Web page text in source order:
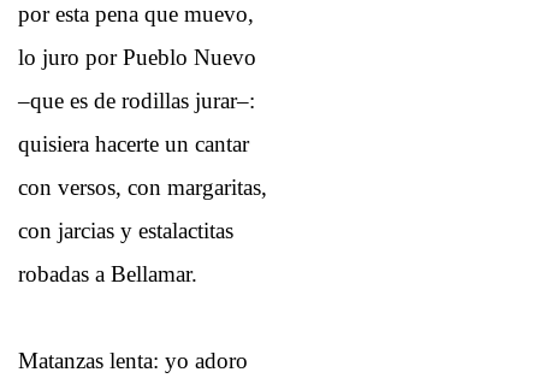
por esta pena que muevo,
lo juro por Pueblo Nuevo
–que es de rodillas jurar–:
quisiera hacerte un cantar
con versos, con margaritas,
con jarcias y estalactitas
robadas a Bellamar.
Matanzas lenta: yo adoro